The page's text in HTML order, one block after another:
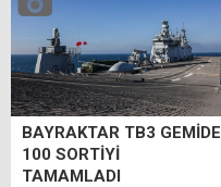
BAYRAKTAR TB3 GEMİDE
100 SORTİYİ
TAMAMLADI